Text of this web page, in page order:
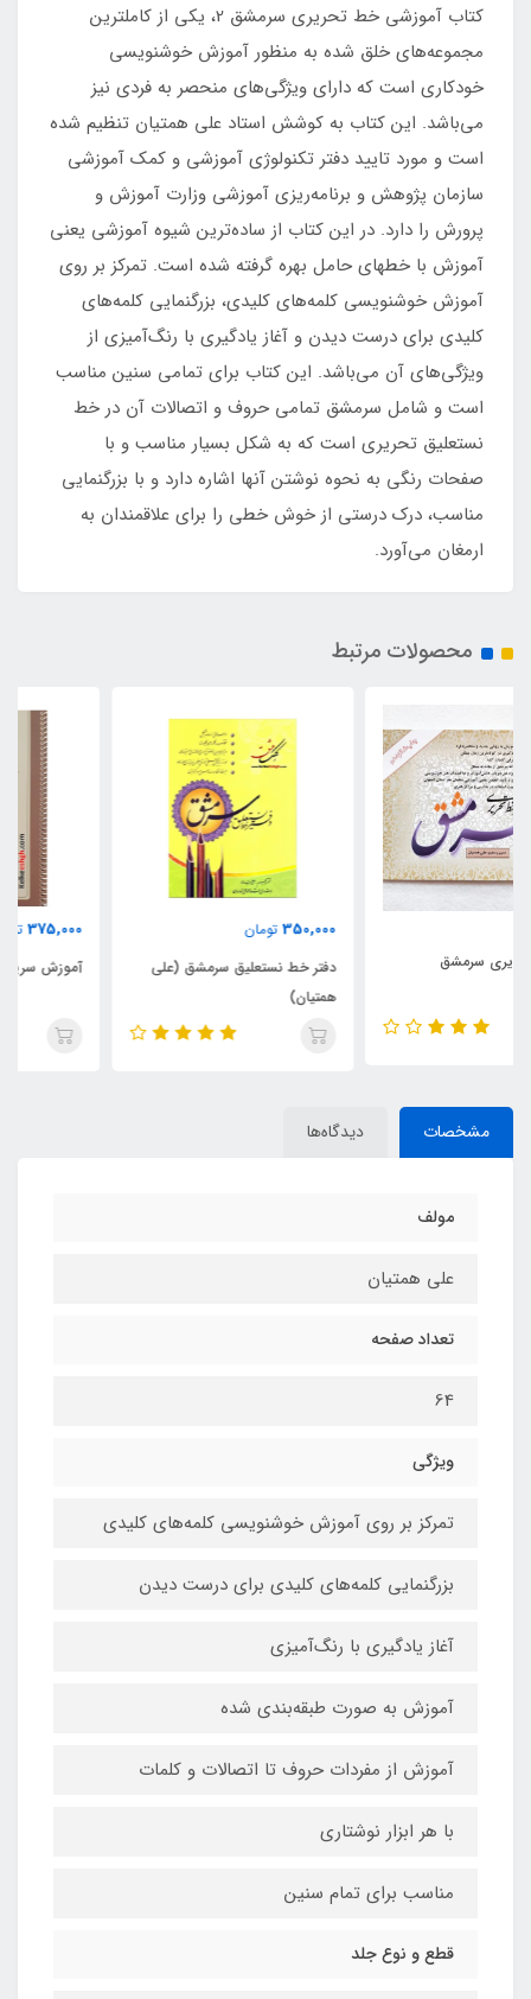
کتاب آموزشی خط تحریری سرمشق 2، یکی از کاملترین
مجموعه‌های خلق شده به منظور آموزش خوشنویسی
خودکاری است که دارای ویژگی‌های منحصر به فردی نیز
می‌باشد. این کتاب به کوشش استاد علی همتیان تنظیم شده
است و مورد تایید دفتر تکنولوژی آموزشی و کمک آموزشی
سازمان پژوهش و برنامه‌ریزی آموزشی وزارت آموزش و
پرورش را دارد. در این کتاب از ساده‌ترین شیوه آموزشی یعنی
آموزش با خطهای حامل بهره گرفته شده است. تمرکز بر روی
آموزش خوشنویسی کلمه‌های کلیدی، بزرگنمایی کلمه‌های
کلیدی برای درست دیدن و آغاز یادگیری با رنگ‌آمیزی از
ویژگی‌های آن می‌باشد. این کتاب برای تمامی سنین مناسب
است و شامل سرمشق تمامی حروف و اتصالات آن در خط
نستعلیق تحریری است که به شکل بسیار مناسب و با
صفحات رنگی به نحوه نوشتن آنها اشاره دارد و با بزرگنمایی
مناسب، درک درستی از خوش خطی را برای علاقمندان به
ارمغان می‌آورد.
محصولات مرتبط
دفتر خط نستعلیق سرمشق (علی
آموزش سریع خط تحریری
مشخصات دیدگاه‌ها
مولف
علی همتیان
تعداد صفحه
64
ویژگی‌
تمرکز بر روی آموزش خوشنویسی کلمه‌های کلیدی
بزرگنمایی کلمه‌های کلیدی برای درست دیدن
آغاز یادگیری با رنگ‌آمیزی
آموزش به صورت طبقه‌بندی شده
آموزش از مفردات حروف تا اتصالات و کلمات
با هر ابزار نوشتاری
مناسب برای تمام سنین
قطع و نوع جلد